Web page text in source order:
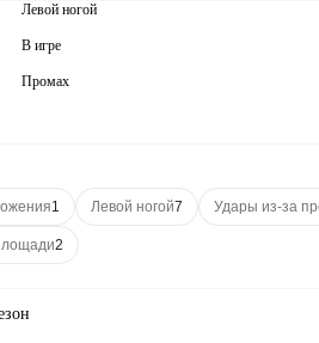
Левой ногой
В игре
Промах
1 Левой ногой7 Удары из-за
2